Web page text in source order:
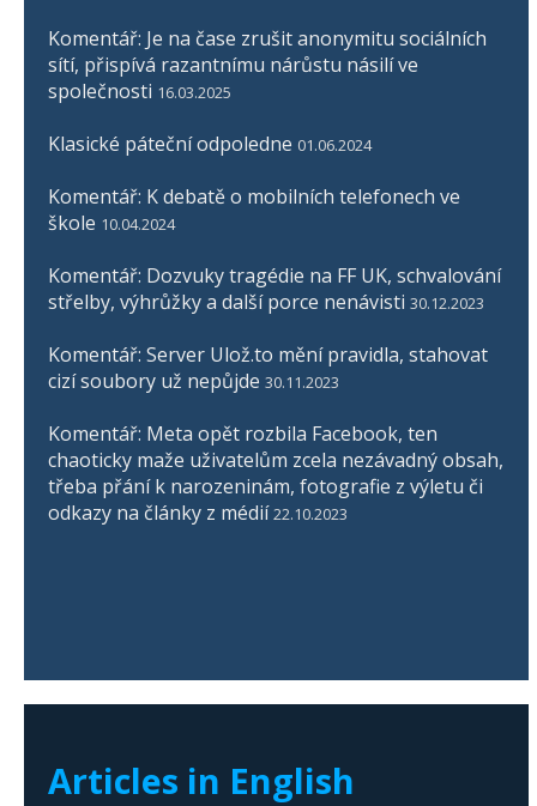
Komentář: Je na čase zrušit anonymitu sociálních
sítí, přispívá razantnímu nárůstu násilí ve
společnosti 16.03.2025
Klasické páteční odpoledne 01.06.2024
Komentář: K debatě o mobilních telefonech ve
škole 10.04.2024
Komentář: Dozvuky tragédie na FF UK, schvalování
střelby, výhrůžky a další porce nenávisti 30.12.2023
Komentář: Server Ulož.to mění pravidla, stahovat
cizí soubory už nepůjde 30.11.2023
Komentář: Meta opět rozbila Facebook, ten
chaoticky maže uživatelům zcela nezávadný obsah,
třeba přání k narozeninám, fotografie z výletu či
odkazy na články z médií 22.10.2023
Articles in English